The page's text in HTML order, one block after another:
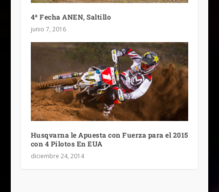
4ª Fecha ANEN, Saltillo
junio 7, 2016
Husqvarna le Apuesta con Fuerza para el 2015
con 4 Pilotos En EUA
diciembre 24, 2014